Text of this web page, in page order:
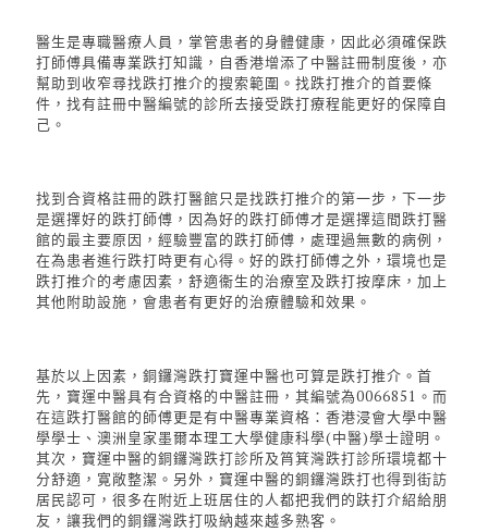
醫生是專職醫療人員，掌管患者的身體健康，因此必須確保跌
打師傅具備專業跌打知識，自香港增添了中醫註冊制度後，亦
幫助到收窄尋找跌打推介的搜索範圍。 找跌打推介的首要條
件，找有註冊中醫編號的診所去接受跌打療程能更好的保障自
己。
找到合資格註冊的跌打醫館只是找跌打推介的第一步，下一步
是選擇好的跌打師傅，因為好的跌打師傅才是選擇這間跌打醫
館的最主要原因 ，經驗豐富的跌打師傅，處理過無數的病例，
在為患者進行跌打時更有心得 。 好的跌打師傅之外，環境也是
跌打推介的考慮因素，舒適衞生的治療室及跌打按摩床，加上
其他附助設施，會患者有更好的治療體驗和效果。
基於以上因素，銅鑼灣跌打寶運中醫也可算是跌打推介 。首
先，寶運中醫具有合資格的中醫註冊，其編號為0066851。而
在這跌打醫館的師傅更是有中醫專業資格：香港浸會大學中醫
學學士、澳洲皇家墨爾本理工大學健康科學(中醫)學士證明。
其次，寶運中醫的銅鑼灣跌打診所及筲箕灣跌打診所環境都十
分舒適，寛敞整潔。另外，寶運中醫的銅鑼灣跌打也得到街訪
居民認可，很多在附近上班居住的人都把我們的趺打介紹給朋
友，讓我們的銅鑼灣跌打吸納越來越多熟客。